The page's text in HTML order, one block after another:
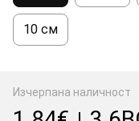
10 см
Изчерпана наличност